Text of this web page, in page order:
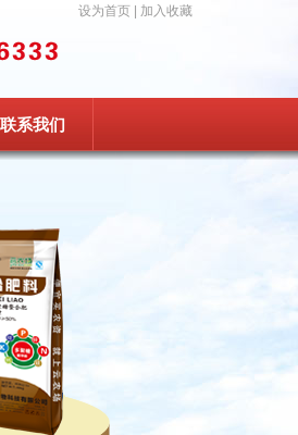
设为首页 加入收藏
联系我们